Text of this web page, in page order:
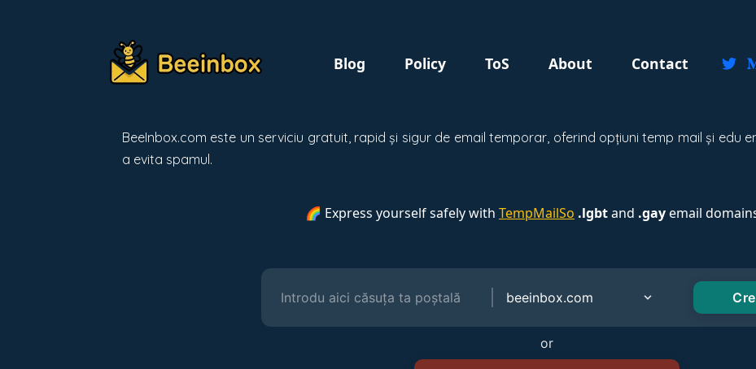
Blog Policy ToS About Contact
BeeInbox.com este un serviciu gratuit, rapid și sigur de email temporar, oferind opțiuni temp mail și edu
a evita spamul.
🌈 Express yourself safely with TempMailSo .lgbtand .gayemail
or